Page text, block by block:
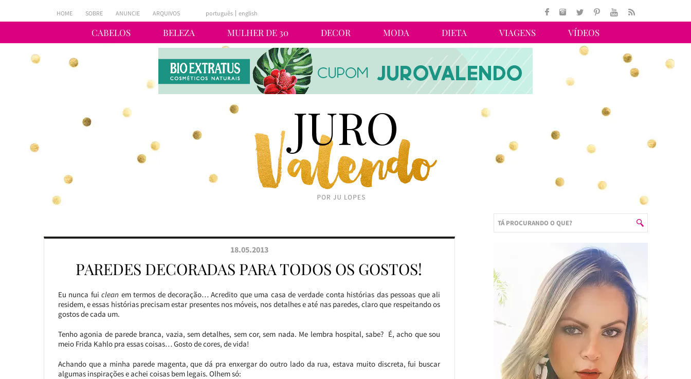
CABELOS BELEZA MULHER DE 30 DECOR MODA DIETA VIAGENS VÍDEOS
HOME SOBRE ANUNCIE ARQUIVOS português english
18.05.2013
PAREDES DECORADAS PARA TODOS OS GOSTOS!
Eu nunca fuiclean em termos de decoração… Acredito que uma casa de verdade conta histórias das pessoas que ali
residem, e essas histórias precisam estar presentes nos móveis, nos detalhes e até nas paredes, claro que respeitando os
gostos de cada um.
Tenho agonia de parede branca, vazia, sem detalhes, sem cor, sem nada. Me lembra hospital, sabe? É, acho que sou
meio Frida Kahlo pra essas coisas… Gosto de cores, de vida!
Achando que a minha parede magenta, que dá pra enxergar do outro lado da rua, estava muito discreta, fui buscar
algumas inspirações e achei coisas bem legais. Olhem só: